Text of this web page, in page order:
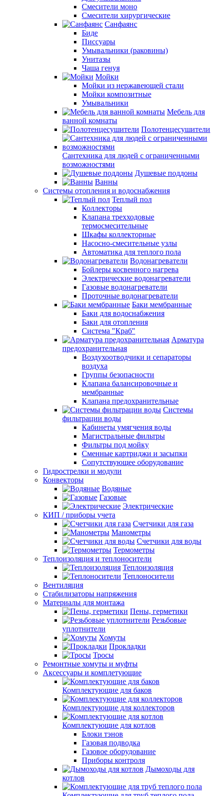
Смесители моно
Смесители хирургические
Санфаянс
Биде
Писсуары
Умывальники (раковины)
Унитазы
Чаша генуя
Мойки
Мойки из нержавеющей стали
Мойки композитные
Умывальники
Мебель для
ванной комнаты
Полотенцесушители
Сантехника для людей с ограниченными
возможностями
Душевые поддоны
Ванны
Системы отопления и водоснабжения
Теплый пол
Коллекторы
Клапана трехходовые
термосмесительные
Шкафы коллекторные
Насосно-смесительные узлы
Автоматика для теплого пола
Водонагреватели
Бойлеры косвенного нагрева
Электрические водонагреватели
Газовые водонагреватели
Проточные водонагреватели
Баки мембранные
Баки для водоснабжения
Баки для отопления
Система "Краб"
Арматура
предохранительная
Воздухоотводчики и сепараторы
воздуха
Группы безопасности
Клапана балансировочные и
мембранные
Клапана предохранительные
Системы
фильтрации воды
Кабинеты умягчения воды
Магистральные фильтры
Фильтры под мойку
Сменные картриджи и засыпки
Сопутствующее оборудование
Гидрострелки и модули
Конвекторы
Водяные
Газовые
Электрические
КИП / приборы учета
Счетчики для газа
Манометры
Счетчики для воды
Термометры
Теплоизоляция и теплоносители
Теплоизоляция
Теплоносители
Вентиляция
Стабилизаторы напряжения
Материалы для монтажа
Пены, герметики
Резьбовые
уплотнители
Хомуты
Прокладки
Тросы
Ремонтные хомуты и муфты
Аксессуары и комплетующие
Комплектующие для баков
Комплектующие для коллекторов
Комплектующие для котлов
Блоки тэнов
Газовая подводка
Газовое оборудование
Приборы контроля
Дымоходы для
котлов